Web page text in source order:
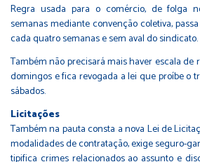
Regra usada para o comércio, de folga
semanas mediante convenção coletiva,
cada quatro semanas e sem aval do sindicato.
Também não precisará mais haver escala de
domingos e fica revogada a lei que proíbe o
sábados.
Licitações
Também na pauta consta a nova Lei de
modalidades de contratação, exige seguro-
tipifica crimes relacionados ao assunto e